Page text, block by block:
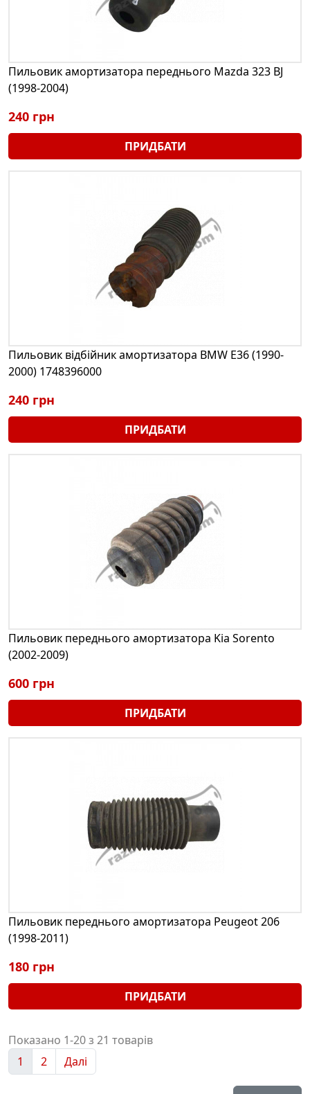
Пильовик амортизатора переднього Mazda 323 BJ
(1998-2004)
240 грн
ПРИДБАТИ
Пильовик відбійник амортизатора BMW E36 (1990-
2000) 1748396000
240 грн
ПРИДБАТИ
Пильовик переднього амортизатора Kia Sorento
(2002-2009)
600 грн
ПРИДБАТИ
Пильовик переднього амортизатора Peugeot 206
(1998-2011)
180 грн
ПРИДБАТИ
Показано 1-20 з 21 товарів
1
2 Далі